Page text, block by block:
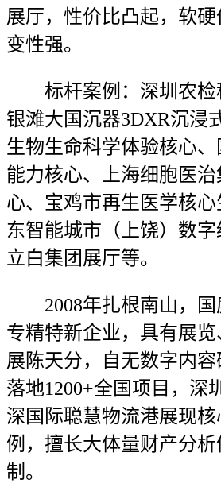
展厅，性价比凸起，软
变性强。
标杆案例：深圳农检
银滩大国沉器3DXR沉浸
生物生命科学体验核心
能力核心、上海细胞医
心、宝鸡市再生医学核
东智能城市（上饶）数字
立白集团展厅等。
2008年扎根南山，国
专精特新企业，具有展
展陈天分，自无数字内
落地1200+全国项目，深
深国际聪慧物流港展现
例，擅长大体量财产分
制。